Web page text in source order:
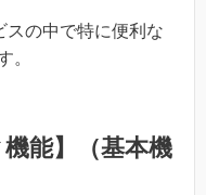
スの中で特に便利な
。
能】（基本機